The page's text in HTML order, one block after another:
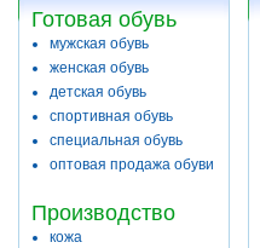
Готовая обувь
мужская обувь
женская обувь
детская обувь
спортивная обувь
специальная обувь
оптовая продажа обуви
Производство
кожа